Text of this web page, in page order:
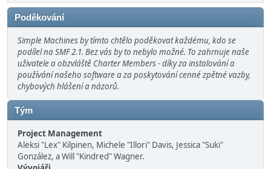
Poděkování
Simple Machines by tímto chtělo poděkovat každému, kdo se
podílel na SMF 2.1. Bez vás by to nebylo možné. To zahrnuje naše
uživatele a obzvláště Charter Members - díky za instalování a
používání našeho software a za poskytování cenné zpětné vazby,
chybových hlášení a názorů.
Tým
Project Management
Aleksi "Lex" Kilpinen, Michele "Illori" Davis, Jessica "Suki"
González, a Will "Kindred" Wagner.